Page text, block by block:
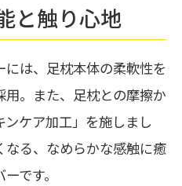
と触り心地
は、足枕本体の柔軟性を
。また、足枕との摩擦か
ケア加工」を施しまし
る、なめらかな感触に癒
です。